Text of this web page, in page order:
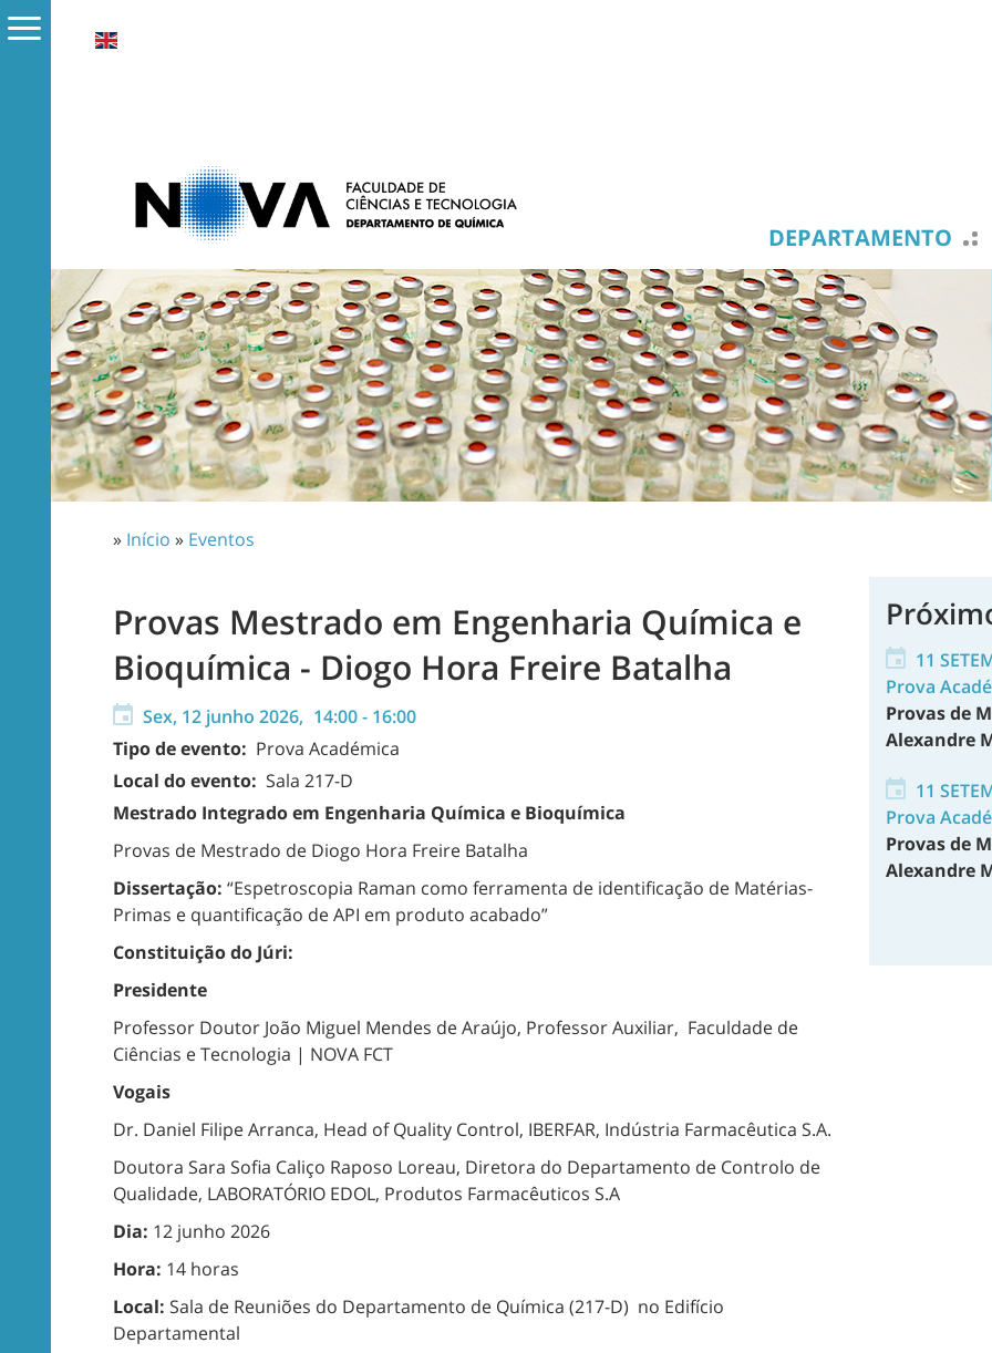
DEPARTAMENTO
» Início » Eventos
Provas Mestrado em Engenharia Química e
Bioquímica - Diogo Hora Freire Batalha
Sex, 12 junho 2026, 14:00- 16:00
Tipo de evento: Prova Académica
Local do evento: Sala 217-D
Mestrado Integrado em Engenharia Química e Bioquímica
Provas de Mestrado de Diogo Hora Freire Batalha
Dissertação: “Espetroscopia Raman como ferramenta de identificação de Matérias-
Primas e quantificação de API em produto acabado”
Constituição do Júri:
Presidente
Professor Doutor João Miguel Mendes de Araújo, Professor Auxiliar, Faculdade de
Ciências e Tecnologia | NOVA FCT
Vogais
Dr. Daniel Filipe Arranca, Head of Quality Control, IBERFAR, Indústria Farmacêutica S.A.
Doutora Sara Sofia Caliço Raposo Loreau, Diretora do Departamento de Controlo de
Qualidade, LABORATÓRIO EDOL, Produtos Farmacêuticos S.A
Dia: 12 junho 2026
Hora: 14 horas
Local: Sala de Reuniões do Departamento de Química (217-D) no Edifício
Departamental
11
Prova
Provas de
Alexandre
11
Prova
Provas de
Alexandre